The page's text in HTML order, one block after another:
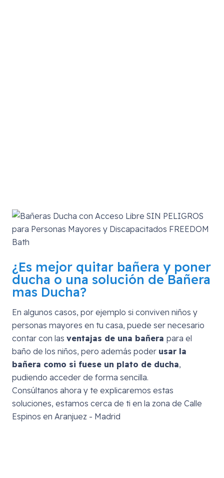
¿Es mejor quitar bañera y poner
ducha o una solución de Bañera
mas Ducha?
En algunos casos, por ejemplo si conviven niños y
personas mayores en tu casa, puede ser necesario
contar con las ventajas de una bañera para el
baño de los niños, pero además poder usar la
bañera como si fuese un plato de ducha,
pudiendo acceder de forma sencilla.
Consúltanos ahora y te explicaremos estas
soluciones, estamos cerca de ti en la zona de Calle
Espinos en Aranjuez - Madrid